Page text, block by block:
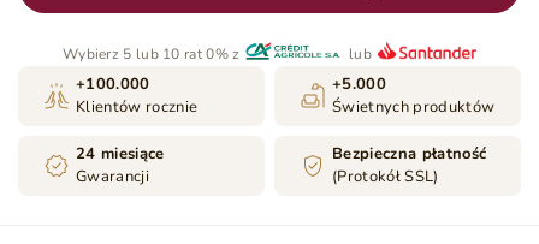
Wybierz 5 lub 10 rat 0% z lub
+100.000
Klientów rocznie
+5.000
Świetnych produktów
24 miesiące
Gwarancji
Bezpieczna płatność
(Protokół SSL)